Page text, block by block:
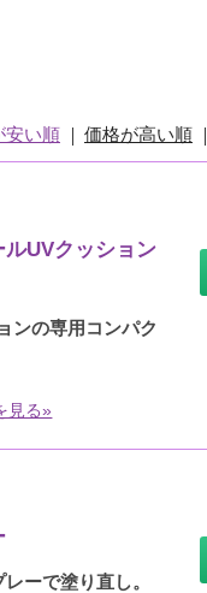
安い順 価格が高い順
UVクッション
ンの専用コンパク
見る»
ーで塗り直し。